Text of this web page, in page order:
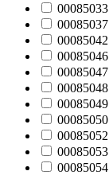
00085033
00085037
00085042
00085046
00085047
00085048
00085049
00085050
00085052
00085053
00085054